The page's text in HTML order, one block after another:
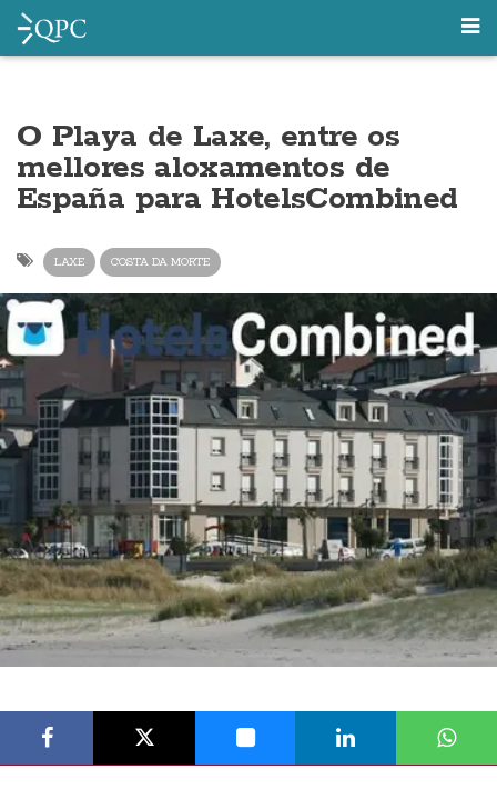
O Playa de Laxe, entre os
mellores aloxamentos de
España para HotelsCombined
LAXE COSTA DA MORTE